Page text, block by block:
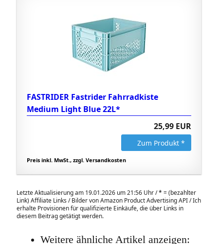
FASTRIDER Fastrider Fahrradkiste
Medium Light Blue 22L*
25,99 EUR
Zum Produkt *
Preis inkl. MwSt., zzgl. Versandkosten
Letzte Aktualisierung am 19.01.2026 um 21:56 Uhr /* = (bezahlter
Link) Affiliate Links / Bilder von Amazon Product Advertising API / Ich
erhalte Provisionen für qualifizierte Einkäufe, die über Links in
diesem Beitrag getätigt werden.
Weitere ähnliche Artikel anzeigen: